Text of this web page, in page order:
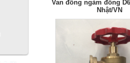
Van đồng ngàm đồng
Nhật/VN